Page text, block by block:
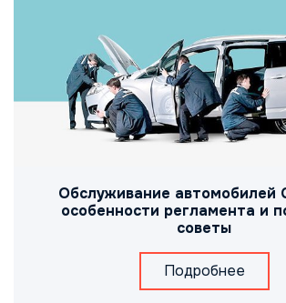
Обслуживание автомобилей
особенности регламента и
советы
Подробнее